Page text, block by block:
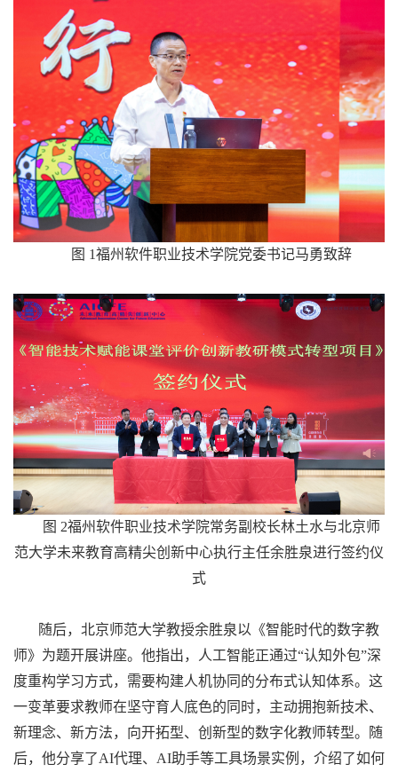
图 1福州软件职业技术学院党委书记马勇致辞
图 2福州软件职业技术学院常务副校长林土水与北京师
范大学未来教育高精尖创新中心执行主任余胜泉进行签约仪
式
随后，北京师范大学教授余胜泉以《智能时代的数字教
师》为题开展讲座。他指出，人工智能正通过“认知外包”深
度重构学习方式，需要构建人机协同的分布式认知体系。这
一变革要求教师在坚守育人底色的同时，主动拥抱新技术、
新理念、新方法，向开拓型、创新型的数字化教师转型。随
后，他分享了AI代理、AI助手等工具场景实例，介绍了如何